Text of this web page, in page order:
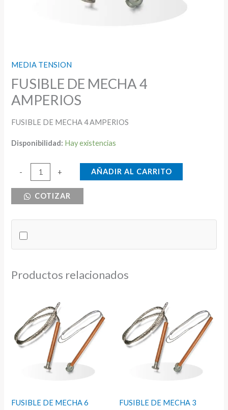
MEDIA TENSION
FUSIBLE DE MECHA 4
AMPERIOS
FUSIBLE DE MECHA 4 AMPERIOS
Disponibilidad: Hay existencias
-
FUSIBLE
MECHA
cantidad
+ AÑADIR AL CARRITO
COTIZAR
Productos relacionados
FUSIBLE DE MECHA 6
FUSIBLE DE MECHA 3